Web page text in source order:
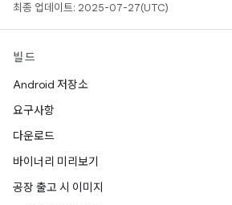
최종 업데이트: 2025-07-27(UTC)
빌드
Android 저장소
요구사항
다운로드
바이너리 미리보기
공장 출고 시 이미지